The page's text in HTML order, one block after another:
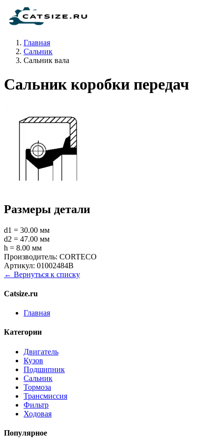
Главная
Сальник
Сальник вала
Сальник коробки передач
Размеры детали
d1 = 30.00 мм
d2 = 47.00 мм
h = 8.00 мм
Производитель: CORTECO
Артикул: 01002484B
← Вернуться к списку
Catsize.ru
Главная
Категории
Двигатель
Кузов
Подшипник
Сальник
Тормоза
Трансмиссия
Фильтр
Ходовая
Популярное